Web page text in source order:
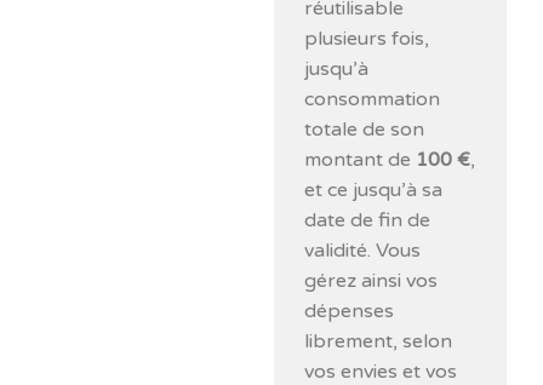
réutilisable
plusieurs fois,
jusqu’à
consommation
totale de son
montant de 100 €,
et ce jusqu’à sa
date de fin de
validité. Vous
gérez ainsi vos
dépenses
librement, selon
vos envies et vos